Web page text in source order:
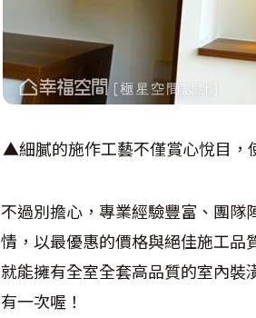
▲細膩的施作工藝不僅賞心悅目，
不過別擔心，專業經驗豐富、團隊
情，以最優惠的價格與絕佳施工品
就能擁有全室全套高品質的室內
有一次喔！